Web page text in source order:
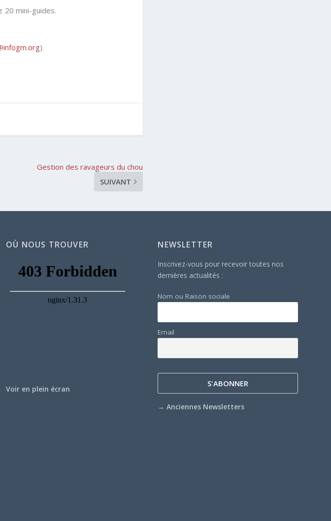
20 mini-guides.
).
Gestion des ravageurs du chou
SUIVANT
OÙ NOUS TROUVER
Voir en plein écran
NEWSLETTER
Inscrivez-vous pour recevoir toutes nos
dernières actualités :
Nom ou Raison sociale
Email
→Anciennes Newsletters